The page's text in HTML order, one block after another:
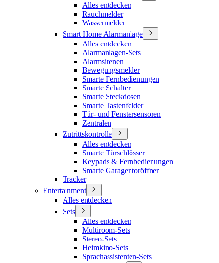
Alles entdecken
Rauchmelder
Wassermelder
Smart Home Alarmanlage
Alles entdecken
Alarmanlagen-Sets
Alarmsirenen
Bewegungsmelder
Smarte Fernbedienungen
Smarte Schalter
Smarte Steckdosen
Smarte Tastenfelder
Tür- und Fenstersensoren
Zentralen
Zutrittskontrolle
Alles entdecken
Smarte Türschlösser
Keypads & Fernbedienungen
Smarte Garagentoröffner
Tracker
Entertainment
Alles entdecken
Sets
Alles entdecken
Multiroom-Sets
Stereo-Sets
Heimkino-Sets
Sprachassistenten-Sets